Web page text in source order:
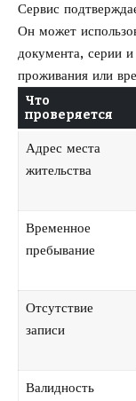
Сервис
Он может
документа, серии
проживания или
Что
проверяется
Адрес места
жительства
Временное
пребывание
Отсутствие
записи
Валидность